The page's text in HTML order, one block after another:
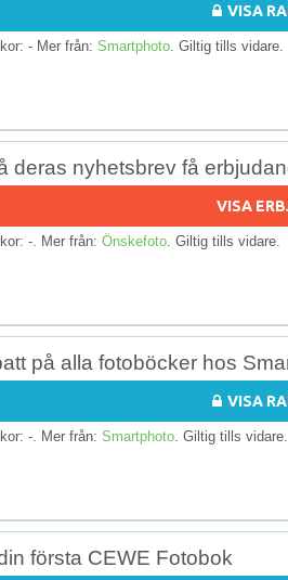
VISA
- Mer från: Smartphoto . Giltig tills vidare.
deras nyhetsbrev få
VISA
-. Mer från: Önskefoto . Giltig tills vidare.
på alla fotoböcker hos
VISA
-. Mer från: Smartphoto . Giltig tills vidare.
första CEWE Fotobok